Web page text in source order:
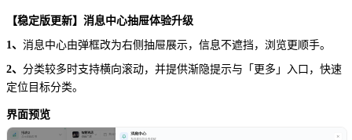
【稳定版更新】消息中心抽屉体验升级
1、 消息中心由弹框改为右侧抽屉展示，信息不遮挡，浏览更顺手。
2、 分类较多时支持横向滚动，并提供渐隐提示与「更多」入口，快速
定位目标分类。
界面预览